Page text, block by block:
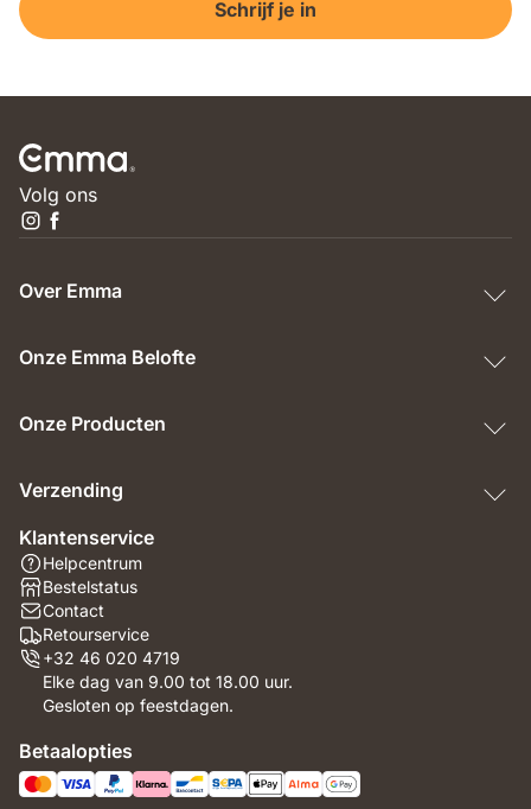
Schrijf je in
Volg ons
Over Emma
Onze Emma Belofte
Onze Producten
Verzending
Klantenservice
Helpcentrum
Bestelstatus
Contact
Retourservice
+32 46 020 4719
Elke dag van 9.00 tot 18.00 uur.
Gesloten op feestdagen.
Betaalopties